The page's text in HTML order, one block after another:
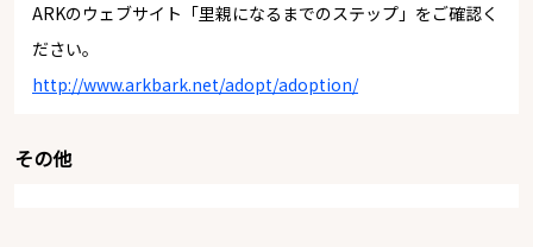
ARKのウェブサイト「里親になるまでのステップ」をご確認く
ださい。
http://www.arkbark.net/adopt/adoption/
その他